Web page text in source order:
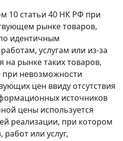
10 статьи 40 НК РФ при
рынке товаров,
идентичным
услугам или из-за
на рынке таких товаров,
при невозможности
цен ввиду отсутствия
источников
цены используется
реализации, при котором
или услуг,